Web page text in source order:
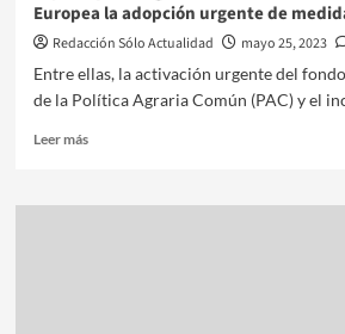
Europea la adopción urgente de
Redacción Sólo Actualidad mayo 25, 2023
Entre ellas, la activación urgente del
de la Política Agraria Común (PAC) y el
Leer más